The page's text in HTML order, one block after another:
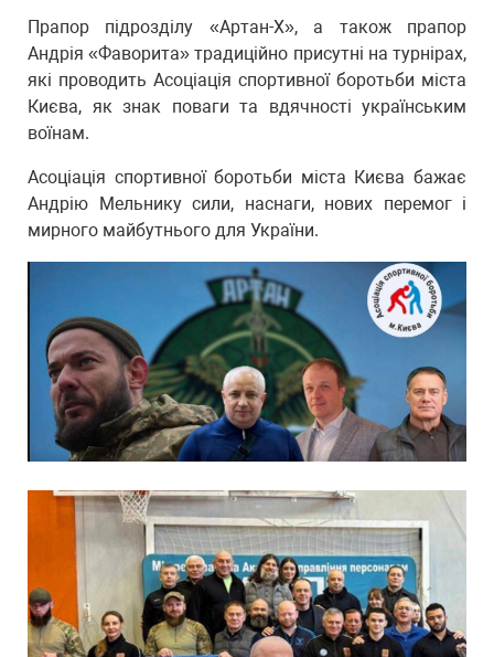
Прапор підрозділу «Артан-Х», а також прапор
Андрія «Фаворита» традиційно присутні на турнірах,
які проводить Асоціація спортивної боротьби міста
Києва, як знак поваги та вдячності українським
воїнам.
Асоціація спортивної боротьби міста Києва бажає
Андрію Мельнику сили, наснаги, нових перемог і
мирного майбутнього для України.